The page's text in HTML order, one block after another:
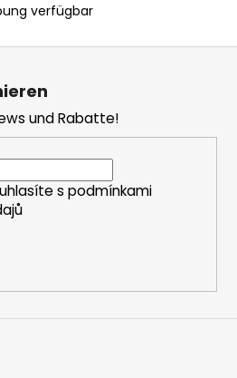
verfügbar
und Rabatte!
s podmínkami